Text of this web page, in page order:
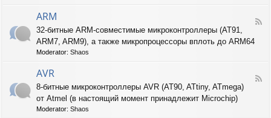
I
F
e
R
ARM
32-битные ARM-совместимые микроконтроллеры (AT91,
ARM7, ARM9), а также микропроцессоры вплоть до ARM64
Moderator: Shaos
F
AVR
8-битные микроконтроллеры AVR (AT90, ATtiny, ATmega)
от Atmel (в настоящий момент принадлежит Microchip)
Moderator: Shaos